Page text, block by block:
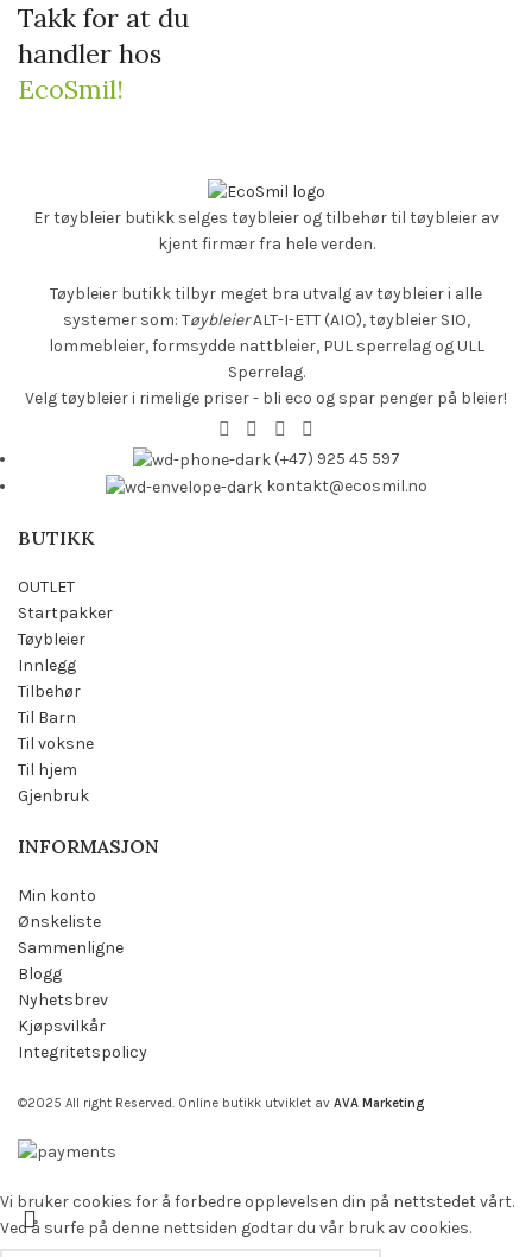
Takk for at du
handler hos
EcoSmil!
Er tøybleier butikk selges tøybleier og tilbehør til tøybleier av
kjent firmær fra hele verden.
Tøybleier butikk tilbyr meget bra utvalg av tøybleier i alle
systemer som: TøybleierALT-I-ETT (AIO), tøybleier SIO,
lommebleier, formsydde nattbleier, PUL sperrelag og ULL
Sperrelag.
Velg tøybleier i rimelige priser - bli eco og spar penger på bleier!
(+47) 925 45 597
kontakt@ecosmil.no
BUTIKK
OUTLET
Startpakker
Tøybleier
Innlegg
Tilbehør
Til Barn
Til voksne
Til hjem
Gjenbruk
INFORMASJON
Min konto
Ønskeliste
Sammenligne
Blogg
Nyhetsbrev
Kjøpsvilkår
Integritetspolicy
©2025 All right Reserved. Online butikk utviklet av AVA Marketing
Vi bruker cookies for å forbedre opplevelsen din på nettstedet vårt.
Ved å surfe på denne nettsiden godtar du vår bruk av cookies.